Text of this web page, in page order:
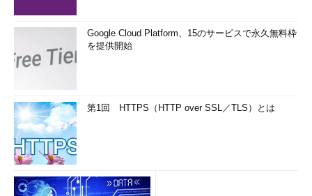
Google Cloud Platform、15のサービスで永久無料枠
を提供開始
第1回 HTTPS（HTTP over SSL／TLS）とは